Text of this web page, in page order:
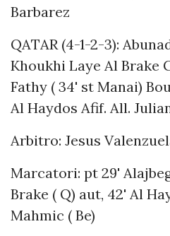
Barbarez
QATAR (4-1-2-3):
Khoukhi Laye Al Brake
Fathy ( 34' st Manai)
Al Haydos Afif. All.
Arbitro: Jesus
Marcatori: pt 29'
Brake ( Q) aut, 42' Al
Mahmic ( Be)